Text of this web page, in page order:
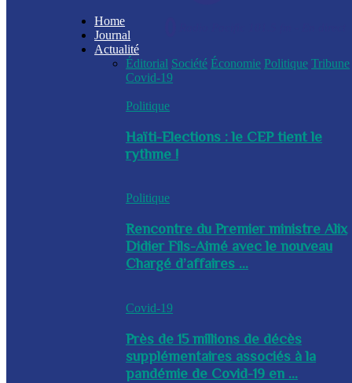
Home
Journal
Actualité
Éditorial Société Économie Politique Tribune
Covid-19
Politique
Haïti-Elections : le CEP tient le
rythme !
Politique
Rencontre du Premier ministre Alix
Didier Fils-Aimé avec le nouveau
Chargé d’affaires ...
Covid-19
Près de 15 millions de décès
supplémentaires associés à la
pandémie de Covid-19 en ...